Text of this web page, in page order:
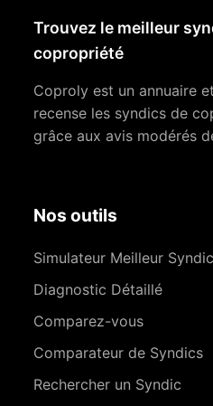
Trouvez le meilleur
copropriété
Coproly est un annuaire
recense les syndics de
grâce aux avis modérés
Nos outils
Simulateur Meilleur Syndic
Diagnostic Détaillé
Comparez-vous
Comparateur de Syndics
Rechercher un Syndic